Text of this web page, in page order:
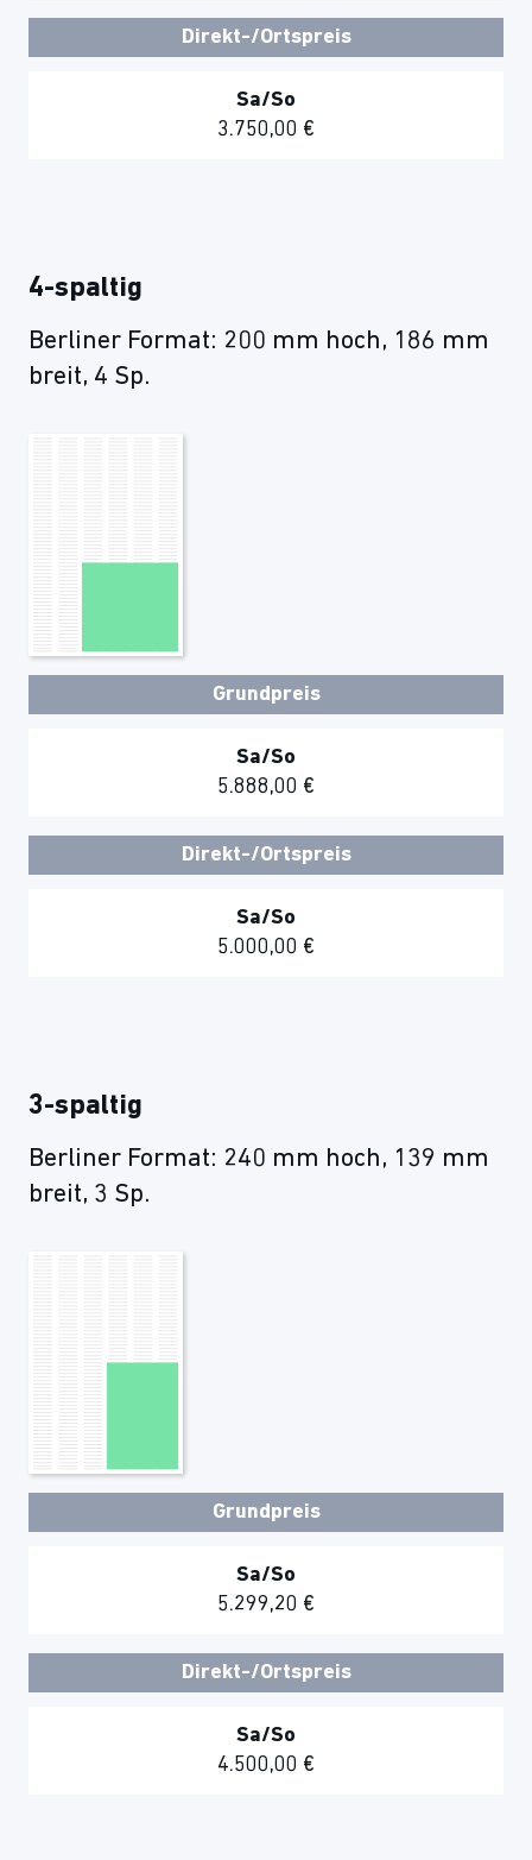
Direkt-/Ortspreis
Sa/So
3.750,00 €
4-spaltig
Berliner Format: 200 mm hoch, 186 mm
breit, 4 Sp.
Grundpreis
Sa/So
5.888,00 €
Direkt-/Ortspreis
Sa/So
5.000,00 €
3-spaltig
Berliner Format: 240 mm hoch, 139 mm
breit, 3 Sp.
Grundpreis
Sa/So
5.299,20 €
Direkt-/Ortspreis
Sa/So
4.500,00 €